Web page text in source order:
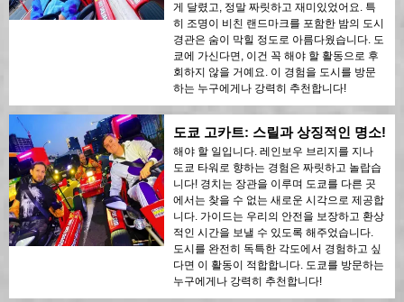
게 달렸고, 정말 짜릿하고 재미있었어요. 특
히 조명이 비친 랜드마크를 포함한 밤의 도시
경관은 숨이 막힐 정도로 아름다웠습니다. 도
쿄에 가신다면, 이건 꼭 해야 할 활동으로 후
회하지 않을 거예요. 이 경험을 도시를 방문
하는 누구에게나 강력히 추천합니다!
도쿄 고카트: 스릴과 상징적인 명소!
해야 할 일입니다. 레인보우 브리지를 지나
도쿄 타워로 향하는 경험은 짜릿하고 놀랍습
니다! 경치는 장관을 이루며 도쿄를 다른 곳
에서는 찾을 수 없는 새로운 시각으로 제공합
니다. 가이드는 우리의 안전을 보장하고 환상
적인 시간을 보낼 수 있도록 해주었습니다.
도시를 완전히 독특한 각도에서 경험하고 싶
다면 이 활동이 적합합니다. 도쿄를 방문하는
누구에게나 강력히 추천합니다!